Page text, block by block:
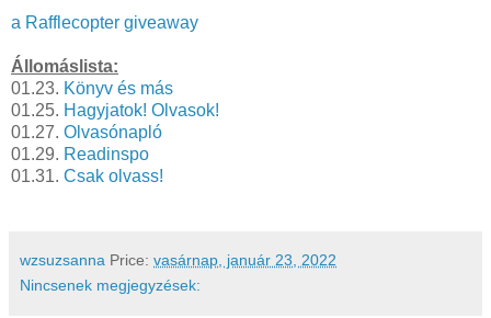
a Rafflecopter giveaway
Állomáslista:
01.23. Könyv és más
01.25. Hagyjatok! Olvasok!
01.27. Olvasónapló
01.29. Readinspo
01.31. Csak olvass!
wzsuzsanna Price: vasárnap, január 23, 2022
Nincsenek megjegyzések: